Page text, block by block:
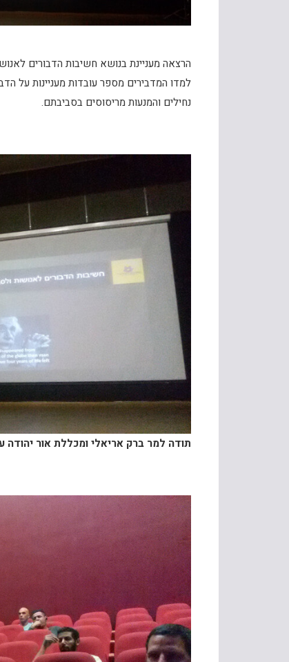
הרצאה מעניינת בנושא חשיבות הדבורים
למדו המדבירים מספר עובדות מעניינות על
נחילים והמנעות מריסוסים בסביבתם.
תודה למר ברק אריאלי ומכללת אור יהודה